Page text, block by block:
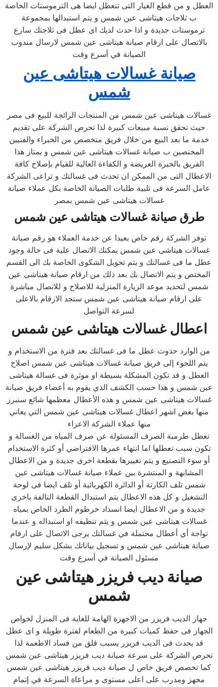
العطل و من قطع الغيار التى تتعطل ايضا هى الترموستات الخاصة
ب ثلاجات هيتاشى عين شمس و يتم استبدالها بمجموعة
ترموستات جديدة و اذا حدث لديك اى عطل فى ثلاجتك سارع
بالاتصال على ارقام صيانة هيتاشى عين شمس لارسال مندوب
الصيانة في أسرع وقت
صيانة غسالات هيتاشى عين
شمس
غسالات هيتاشى عين شمس من المنتجات الرائجة للبيع فى مصر
حيث تحقق نسبة مبيعات كبيرة لذا تحرص الشركة على تقديم
خدمة ما بعد البيع من خلال فريق متخصص من الخبراء والفنيين
المختصين ب صيانة غسالات هيتاشى عين شمس و يمتاز هذا
الفريق بالخبرة العريضة و الكفاءة العالية للقيام بإصلاح كافة
الاعطال التى من الممكن ان تحدث فى غسالتك و تراعى الشركة
عامل السرعة فى تلبية طلبات الصيانة الخاصة بكل عملاء صيانة
غسالات هيتاشى عين شمس بمصر
طرق صيانة غسالات هيتاشى عين شمس
توفر الشركة رقم خاص بعيدا عن خدمة العملاء هو رقم صيانة
غسالات هيتاشى عين شمس يمكنك الاتصال علية فى حالة وجود
عطل ما فى غسالتك و يتم تحويل الشكوى الخاصة بك الى القسم
المختص و يتم الاتصال بك بعد ذلك من ارقام صيانة هيتاشى عين
شمس لتحديد موعد الزيارة المنزلية للاصلاح و للاتصال مباشرة
على ارقام صيانة هيتاشى عين شمس ستجد الارقام بالاعلى
لسرعة التواصل
اعطال غسالات هيتاشى عين شمس
من الوارد حدوث عطل ما فى غسالتك بعد فترة من الاستخدام و
يتم اللجوء إلى فريق صيانة غسالات هيتاشى عين شمس اصلاح
العطل و قد تكون المشكلة بسيطة او موثرة فى غسالة هيتاشى
عين شمس و هذا حسب الكشف الذي يقوم به أعضاء فريق صيانة
غسالات هيتاشى عين شمس و هذه الأعطال معظمها شائع سنبرز
منها بعض اشهر اعطال غسالات هيتاشى عين شمس التي يعاني
منها عملاء الشركة الاعزاء
تعطل طرمبة الصرف المسئولة عن صرف المياه من الغسالة و
تكون سبب تعطلها اما انتهاء عمرها الافتراضي أو كثرة الاستخدام
أو سوء التصنيع و يتم تغييرها بقطعة اخرى جديدة و من الاعطال
المشابهة و المنتشرة بين عملاء صيانة غسالات هيتاشى عين
شمس تلف الكارتة أو الدائرة الكهربائية أو تلف ايضا فى لوحة
التشغيل و كل هذه الاعطال يتم استبدال القطعة التالفة باخرى
جديدة و من الاعطال ايضا انسداد خرطوم الطرد الخاص بمياه
غسالات هيتاشى عين شمس و يتم تنظيفه او استبداله و عندما
تواجة أي أعطال محتملة في غسالتك يرجى الاتصال على ارقام
صيانة هيتاشى عين شمس و تسجيل بياناتك بشكل سليم لإرسال
مسئول الصيانة في أسرع وقت
صيانة ديب فريزر هيتاشى عين
شمس
جهاز الديب فريزر من الاجهزة الهامة للغاية فى المنزل لخواص
الجهاز فى حفظ كميات كبيرة من الطعام لفترة طويلة و اى عطل
قد يحدث فى الديب فريزر يسبب قلق من فساد الاطعمة لذا
تحرص الشركة على سرعة صيانة ديب فريزر هيتاشى عين شمس
كما تخصص فريق خاص ل صيانة ديب فريزر هيتاشى عين شمس
مجهز ومدرب على اعلى مستوى و مراعاة السرعة في إتمام